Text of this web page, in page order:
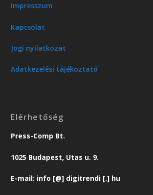
Impresszum
Kapcsolat
Jogi nyilatkozat
Adatkezelési tájékoztató
Elérhetőség
Press-Comp Bt.
1025 Budapest, Utas u. 9.
E-mail: info [@] digitrendi [.] hu